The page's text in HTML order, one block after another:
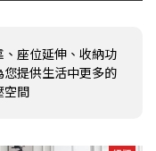
座位延伸、收納功
提供生活中更多的
空間